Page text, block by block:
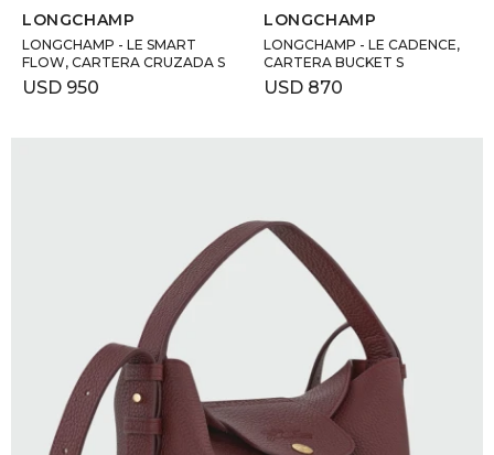
LONGCHAMP
LONGCHAMP - LE SMART
FLOW, CARTERA CRUZADA S
USD 950
LONGCHAMP
LONGCHAMP - LE CADENCE,
CARTERA BUCKET S
USD 870